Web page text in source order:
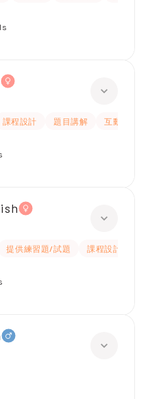
課程設計 題目講解
互動教學
提供練習題/試題 課程設計